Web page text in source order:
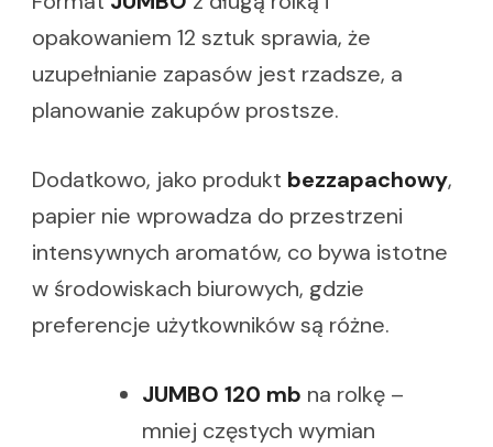
opakowaniem 12 sztuk sprawia, że
uzupełnianie zapasów jest rzadsze, a
planowanie zakupów prostsze.
Dodatkowo, jako produkt bezzapachowy,
papier nie wprowadza do przestrzeni
intensywnych aromatów, co bywa istotne
w środowiskach biurowych, gdzie
preferencje użytkowników są różne.
JUMBO 120 mb na rolkę –
mniej częstych wymian